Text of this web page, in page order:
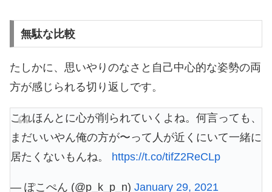
無駄な比較
たしかに、思いやりのなさと自己中心的な姿勢の両
方が感じられる切り返しです。
これほんとに心が削られていくよね。何言っても、
まだいいやん俺の方が〜って人が近くにいて一緒に
居たくないもんね。 https://t.co/tifZ2ReCLp
— ぽこぺん (@p_k_p_n) January 29, 2021